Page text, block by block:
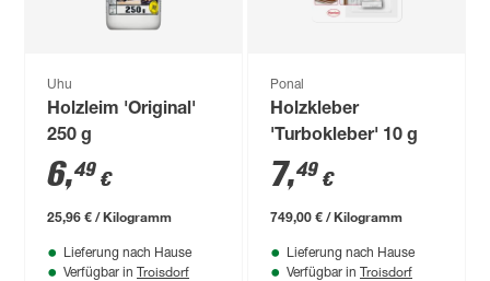
Uhu
Holzleim 'Original'
250 g
6,49 €
25,96 € / Kilogramm
Lieferung nach Hause
Verfügbar in Troisdorf
Ponal
Holzkleber
'Turbokleber' 10 g
7,49 €
749,00 € / Kilogramm
Lieferung nach Hause
Verfügbar in Troisdorf